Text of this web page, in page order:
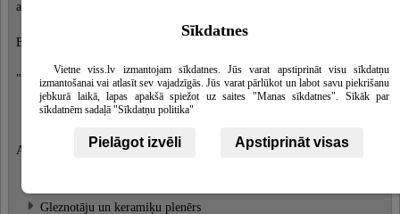
atklāšana
Lūgšanu dienas keramikas darbnīcā
Bruknas muižā
Gleznotāju un keramiķu plenērs
"Akminīši 2010"
Plenērs BRUKNA 2009
Skatīt
Gleznotāju un keramiķu plenērs
Akminīši 2009
vairāk
Gleznotāju un keramiķu plenērs
Sīkdatnes
Vietne viss.lv izmantojam sīkdatnes. Jūs varat apstiprināt visu sīkdatņu
izmantošanai vai atlasīt sev vajadzīgās. Jūs varat pārlūkot un labot savu piekrišanu
jebkurā laikā, lapas apakšā spiežot uz saites "Manas sīkdatnes". Sīkāk par
sīkdatnēm sadaļā "Sīkdatņu politika"
Pielāgot izvēli Apstiprināt visas